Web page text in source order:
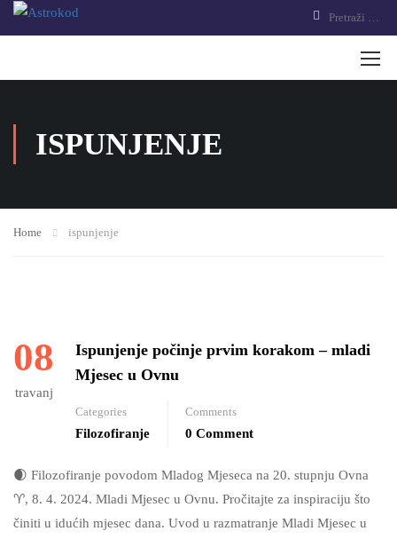
ISPUNJENJE
Home ispunjenje
08
travanj
Ispunjenje počinje prvim korakom – mladi
Mjesec u Ovnu
Categories
Filozofiranje
Comments
0 Comment
🌒 Filozofiranje povodom Mladog Mjeseca na 20. stupnju Ovna
♈, 8. 4. 2024. Mladi Mjesec u Ovnu. Pročitajte za inspiraciju što
činiti u idućih mjesec dana. Uvod u razmatranje Mladi Mjesec u